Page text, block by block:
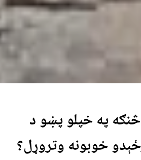
په خپلو پښو د
خوبونه وتروړل؟